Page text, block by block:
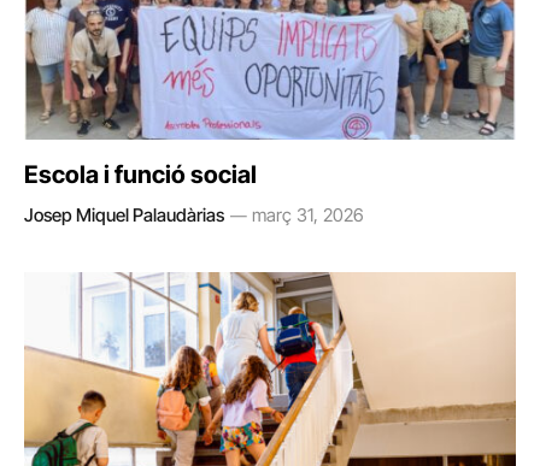
Escola i funció social
Josep Miquel Palaudàrias març 31, 2026